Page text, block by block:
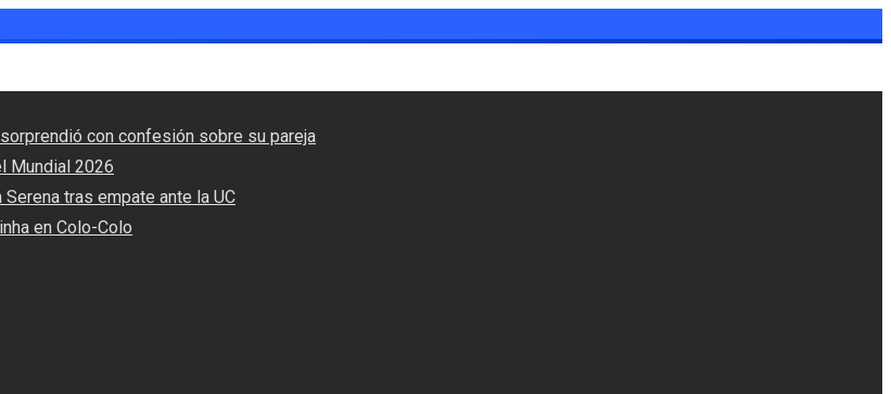
con confesión sobre su pareja
Mundial 2026
tras empate ante la UC
en Colo-Colo